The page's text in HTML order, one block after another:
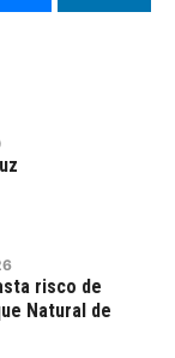
risco de
Natural de